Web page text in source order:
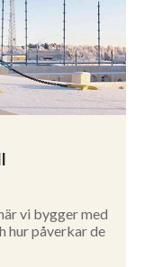
vi bygger med
hur påverkar de